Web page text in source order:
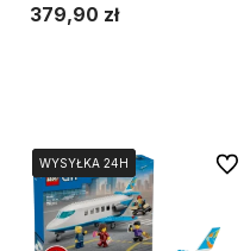
379,90 zł
WYSYŁKA 24H
WYSYŁKA 24H
WYSYŁKA 24H Do